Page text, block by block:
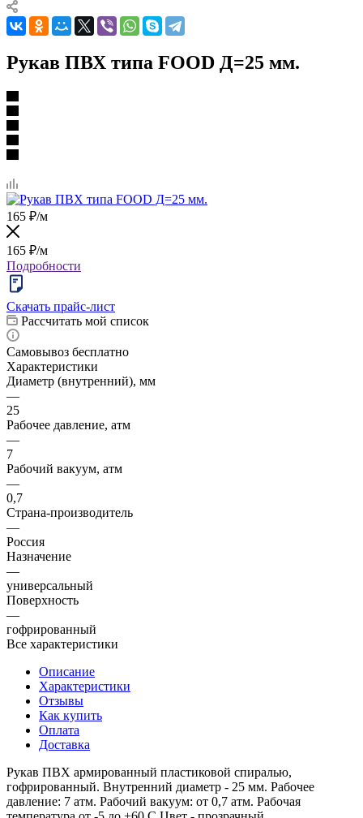
Рукав ПВХ типа FOOD Д=25 мм.
165 ₽/м
165 ₽/м
Подробности
Скачать прайс-лист
Рассчитать мой список
Самовывоз бесплатно
Характеристики
Диаметр (внутренний), мм
—
25
Рабочее давление, атм
—
7
Рабочий вакуум, атм
—
0,7
Страна-производитель
—
Россия
Назначение
—
универсальный
Поверхность
—
гофрированный
Все характеристики
Описание
Характеристики
Отзывы
Как купить
Оплата
Доставка
Рукав ПВХ армированный пластиковой спиралью,
гофрированный. Внутренний диаметр - 25 мм. Рабочее
давление: 7 атм. Рабочий вакуум: от 0,7 атм. Рабочая